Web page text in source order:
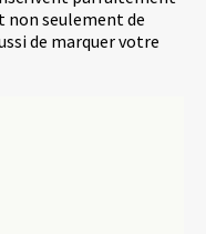
non seulement de
de marquer votre